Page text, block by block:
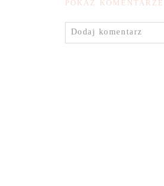
POKAŻ KOMENTARZE
Dodaj komentarz